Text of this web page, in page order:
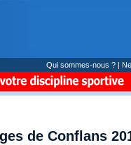
Qui sommes-nous ? |
de Conflans